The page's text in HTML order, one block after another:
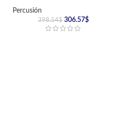
Percusión
398.54$ 306.57$